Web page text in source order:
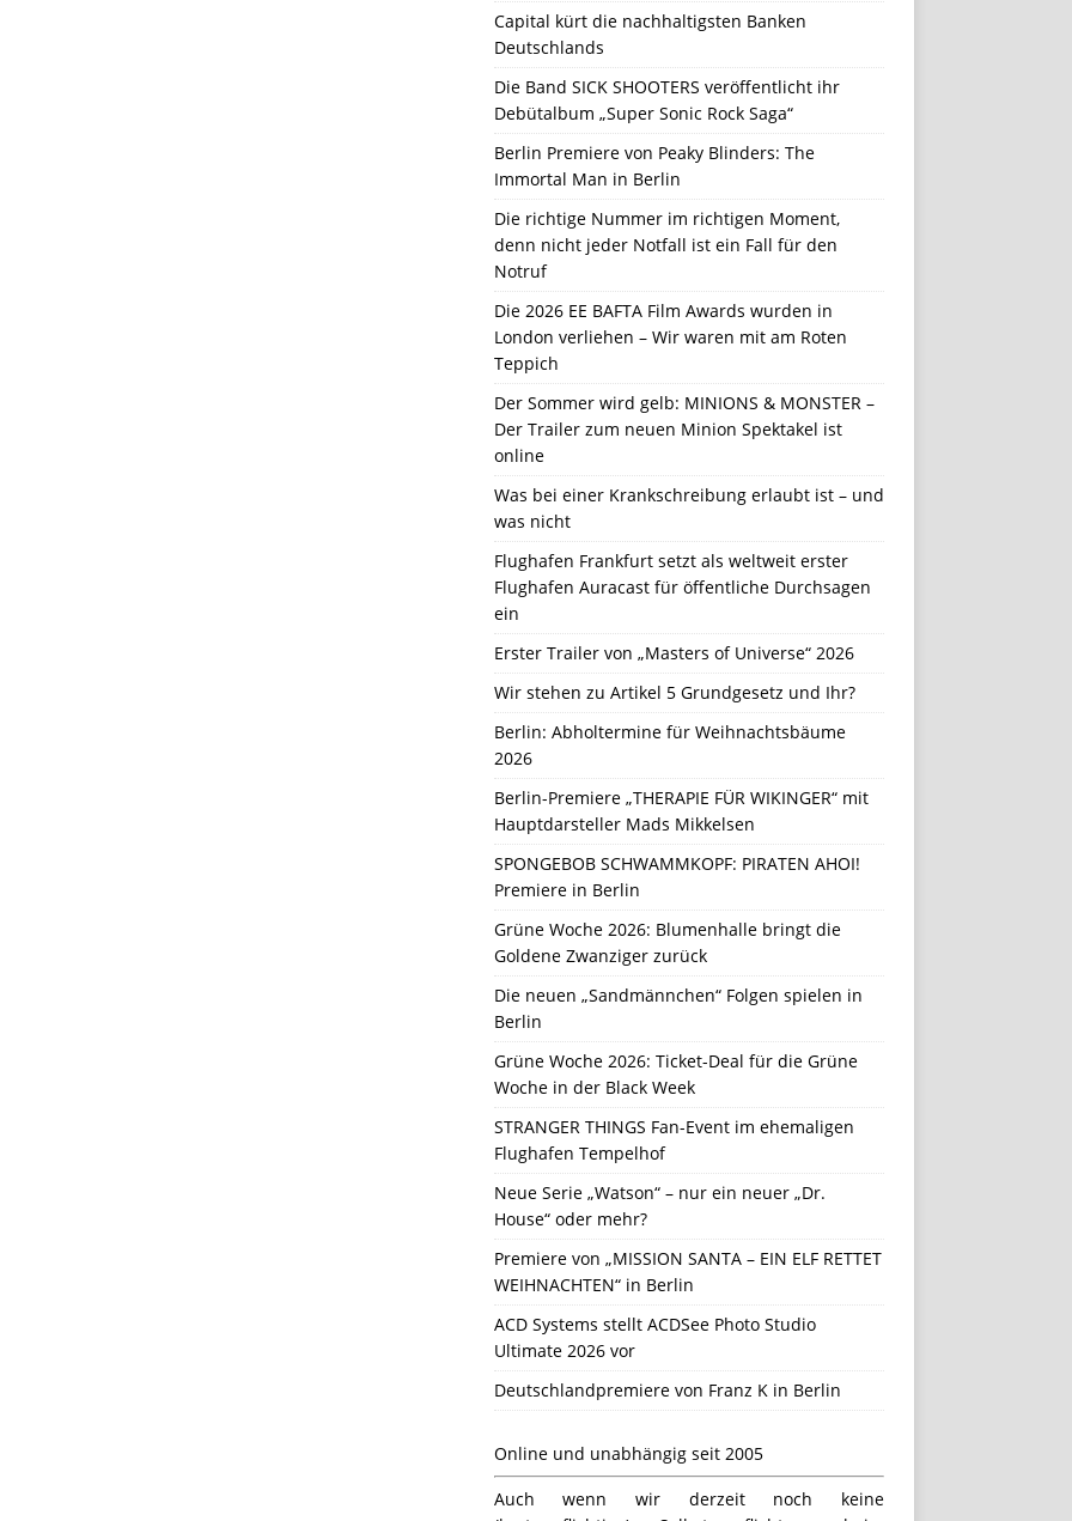
Capital kürt die nachhaltigsten Banken
Deutschlands
Die Band SICK SHOOTERS veröffentlicht ihr
Debütalbum „Super Sonic Rock Saga“
Berlin Premiere von Peaky Blinders: The
Immortal Man in Berlin
Die richtige Nummer im richtigen Moment,
denn nicht jeder Notfall ist ein Fall für den
Notruf
Die 2026 EE BAFTA Film Awards wurden in
London verliehen – Wir waren mit am Roten
Teppich
Der Sommer wird gelb: MINIONS & MONSTER –
Der Trailer zum neuen Minion Spektakel ist
online
Was bei einer Krankschreibung erlaubt ist – und
was nicht
Flughafen Frankfurt setzt als weltweit erster
Flughafen Auracast für öffentliche Durchsagen
ein
Erster Trailer von „Masters of Universe“ 2026
Wir stehen zu Artikel 5 Grundgesetz und Ihr?
Berlin: Abholtermine für Weihnachtsbäume
2026
Berlin-Premiere „THERAPIE FÜR WIKINGER“ mit
Hauptdarsteller Mads Mikkelsen
SPONGEBOB SCHWAMMKOPF: PIRATEN AHOI!
Premiere in Berlin
Grüne Woche 2026: Blumenhalle bringt die
Goldene Zwanziger zurück
Die neuen „Sandmännchen“ Folgen spielen in
Berlin
Grüne Woche 2026: Ticket-Deal für die Grüne
Woche in der Black Week
STRANGER THINGS Fan-Event im ehemaligen
Flughafen Tempelhof
Neue Serie „Watson“ – nur ein neuer „Dr.
House“ oder mehr?
Premiere von „MISSION SANTA – EIN ELF RETTET
WEIHNACHTEN“ in Berlin
ACD Systems stellt ACDSee Photo Studio
Ultimate 2026 vor
Deutschlandpremiere von Franz K in Berlin
Online und unabhängig seit 2005
Auch wenn wir derzeit noch keine